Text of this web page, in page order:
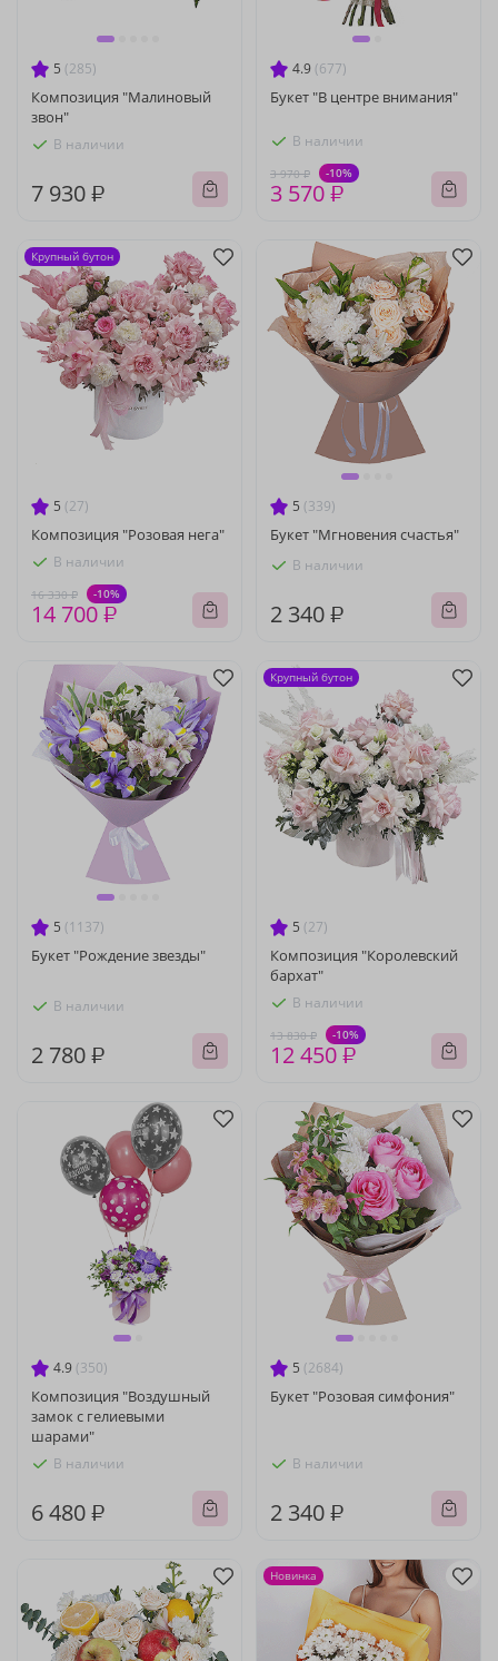
5 (285)
Композиция "Малиновый
звон"
В наличии
7 930 ₽
4.9 (677)
Букет "В центре внимания"
В наличии
3 970 ₽ -10%
3 570 ₽
5 (27)
Композиция "Розовая нега"
В наличии
16 330 ₽ -10%
14 700 ₽
Крупный бутон
5 (339)
Букет "Мгновения счастья"
В наличии
2 340 ₽
5 (1137)
Букет "Рождение звезды"
В наличии
2 780 ₽
5 (27)
Композиция "Королевский
бархат"
В наличии
13 830 ₽ -10%
12 450 ₽
Крупный бутон
4.9 (350)
Композиция "Воздушный
замок с гелиевыми
шарами"
В наличии
6 480 ₽
5 (2684)
Букет "Розовая симфония"
В наличии
2 340 ₽
Новинка